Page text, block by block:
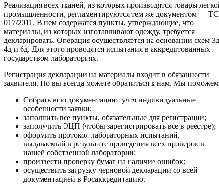
Реализация всех тканей, из которых производятся товары
промышленности, регламентируются тем же документом — ТС
017/2011. В нем содержатся пункты, утверждающие, что
материалы, из которых изготавливают одежду, требуется
декларировать. Операция осуществляется на основании схем
4д и 6д. Для этого проводятся испытания в аккредитованных
государством лабораториях.
Регистрация декларации на материалы входит в обязанности
заявителя. Но вы всегда можете обратиться к нам. Мы
Собрать всю документацию, учтя индивидуальные
особенности заявки;
заполнить все пункты, обязательные для регистрации;
заполучить ЭЦП (чтобы зарегистрировать все в реестре);
оформить протокол лабораторных испытаний,
выдаваемый в результате проведения всех проверок в
нашей собственной лаборатории;
произвести проверку бумаг на наличие ошибок;
осуществить загрузку черновой декларации со всей
документацией в Росаккредитацию.